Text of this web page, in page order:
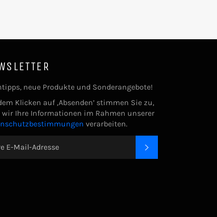
neue Produkte und Sonderangebote!
Klicken auf ‚Absenden’ stimmen Sie zu,
wir Ihre Informationen im Rahmen unserer
verarbeiten.